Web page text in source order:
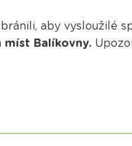
aby vysloužilé
míst Balíkovny.